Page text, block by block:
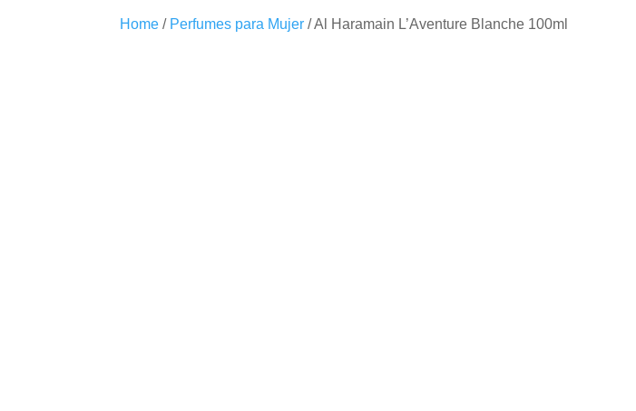
Home / Perfumes para Mujer / Al Haramain L’Aventure Blanche 100ml